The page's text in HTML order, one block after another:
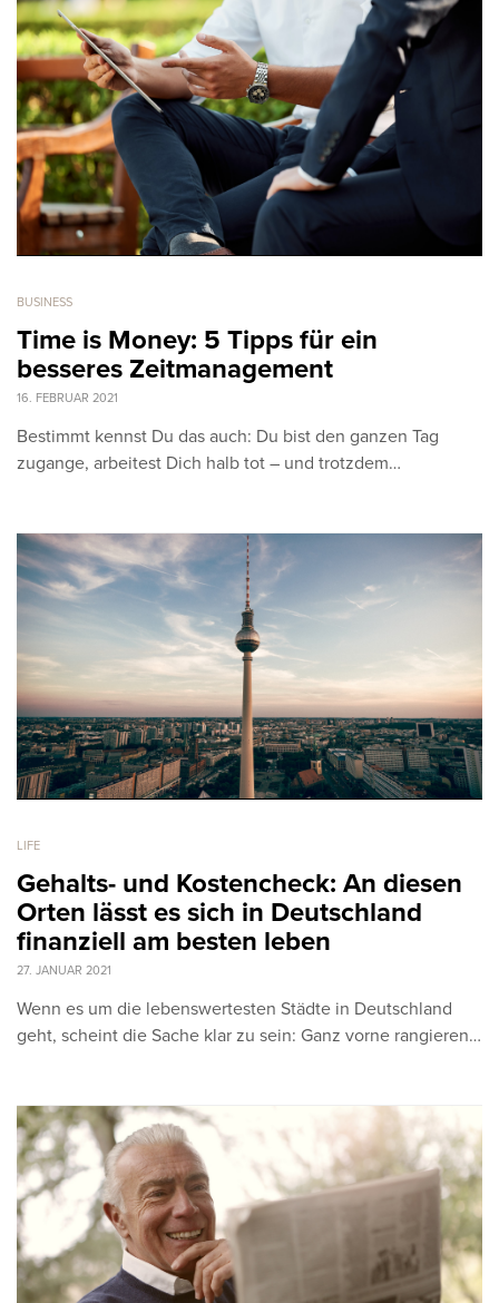
BUSINESS
Time is Money: 5 Tipps für ein
besseres Zeitmanagement
16. FEBRUAR 2021
Bestimmt kennst Du das auch: Du bist den ganzen Tag
zugange, arbeitest Dich halb tot – und trotzdem…
LIFE
Gehalts- und Kostencheck: An diesen
Orten lässt es sich in Deutschland
finanziell am besten leben
27. JANUAR 2021
Wenn es um die lebenswertesten Städte in Deutschland
geht, scheint die Sache klar zu sein: Ganz vorne rangieren…